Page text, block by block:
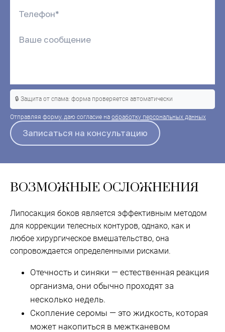
🔒 Защита от спама: форма проверяется автоматически
Отправляя форму, даю согласие на обработку персональных данных
ВОЗМОЖНЫЕ ОСЛОЖНЕНИЯ
Липосакция боков является эффективным методом
для коррекции телесных контуров, однако, как и
любое хирургическое вмешательство, она
сопровождается определенными рисками.
Отечность и синяки — естественная реакция
организма, они обычно проходят за
несколько недель.
Скопление серомы — это жидкость, которая
может накопиться в межтканевом